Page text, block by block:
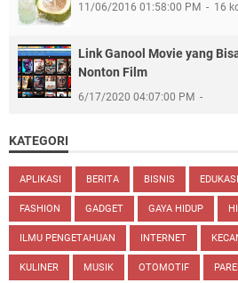
11/06/2016 01:58:00 PM 16
Link Ganool Movie yang
Nonton Film
6/17/2020 04:07:00 PM
KATEGORI
APLIKASI BERITA BISNIS EDUKASI
FASHION GADGET GAYA HIDUP
ILMU PENGETAHUAN INTERNET
KULINER MUSIK OTOMOTIF